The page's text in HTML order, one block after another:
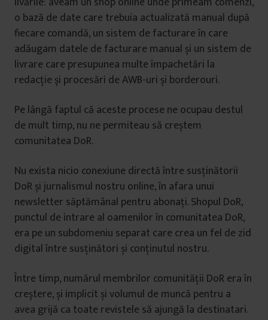
o bază de date care trebuia actualizată manual după
fiecare comandă, un sistem de facturare în care
adăugam datele de facturare manual și un sistem de
livrare care presupunea multe împachetări la
redacție și procesări de AWB-uri și borderouri.
Pe lângă faptul că aceste procese ne ocupau destul
de mult timp, nu ne permiteau să creștem
comunitatea DoR.
Nu exista nicio conexiune directă între susținătorii
DoR și jurnalismul nostru online, în afara unui
newsletter săptămânal pentru abonați. Shopul DoR,
punctul de intrare al oamenilor în comunitatea DoR,
era pe un subdomeniu separat care crea un fel de zid
digital între susținători și conținutul nostru.
Între timp, numărul membrilor comunității DoR era în
creștere, și implicit și volumul de muncă pentru a
avea grijă ca toate revistele să ajungă la destinatari.